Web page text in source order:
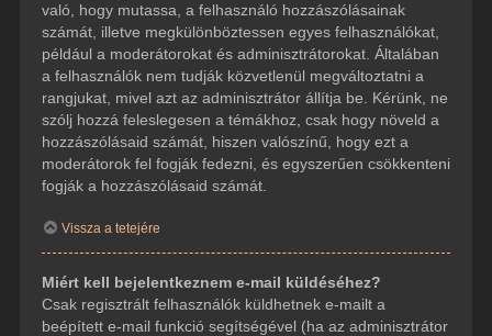
való, hogy mutassa, a felhasználó hozzászólásainak
számát, illetve megkülönböztessen egyes felhasználókat,
például a moderátorokat és adminisztrátorokat. Általában
a felhasználók nem tudják közvetlenül megváltoztatni a
rangjukat, mivel azt az adminisztrátor állítja be. Kérünk, ne
szólj hozzá feleslegesen a témákhoz, csak hogy növeld a
hozzászólásaid számát, hiszen valószínű, hogy ezt a
moderátorok fel fogják fedezni, és egyszerűen csökkenteni
fogják a hozzászólásaid számát.
Vissza a tetejére
Miért kell bejelentkeznem e-mail küldéséhez?
Csak regisztrált felhasználók küldhetnek e-mailt a
beépített e-mail funkció segítségével (ha az adminisztrátor